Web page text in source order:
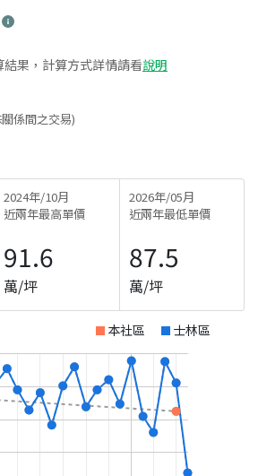
果，計算方式詳情請看說明
係間之交易)
2024年/10月
近兩年最高單價
91.6
萬/坪
2026年/05月
近兩年最低單價
87.5
萬/坪
本社區 士林區